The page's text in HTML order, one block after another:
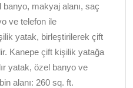
makyaj alanı, saç
ve telefon ile
yatak, birleştirilerek çift
Kanepe çift kişilik yatağa
yatak, özel banyo ve
alanı: 260 sq. ft.